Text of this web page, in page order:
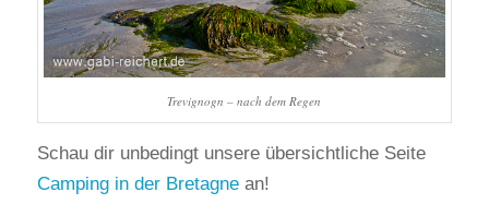
Trevignogn – nach dem Regen
Schau dir unbedingt unsere übersichtliche Seite
Camping in der Bretagnean!